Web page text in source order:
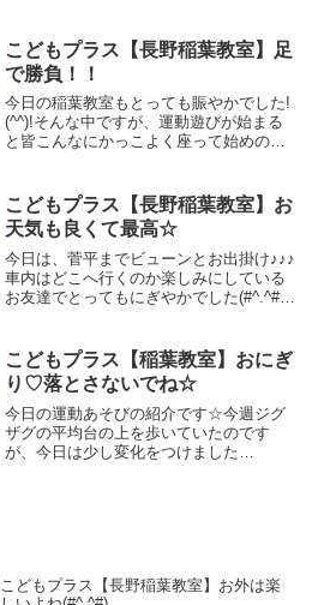
運動あそびもバッチリ！！出来ましたね
☆放課後等デイサービス ／...
こどもプラス【長野稲葉教室】足
で勝負！！
今日の稲葉教室もとっても賑やかでした!
(^^)!そんな中ですが、運動遊びが始まる
と皆こんなにかっこよく座って始めの挨
そして、始めの準備運動ではいつもは手
を使った準備運動...
こどもプラス【長野稲葉教室】お
天気も良くて最高☆
今日は、菅平までビューンとお出掛け♪♪♪
車内はどこへ行くのか楽しみにしている
お友達でとってもにぎやかでした(#^.^#)
友達☆白い羊さんはもちろんいました
が、茶色や黒の...
こどもプラス【稲葉教室】おにぎ
り♡落とさないでね☆
今日の運動あそびの紹介です☆今週ジグ
ザグの平均台の上を歩いていたのです
が、今日は少し変化をつけました
こどもプラス【長野稲葉教室】お外は楽